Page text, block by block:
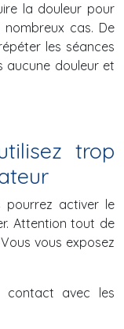
la douleur pour
cas. De
les séances
aucune douleur et
trop
pourrez activer le
Attention tout de
vous exposez
contact avec les